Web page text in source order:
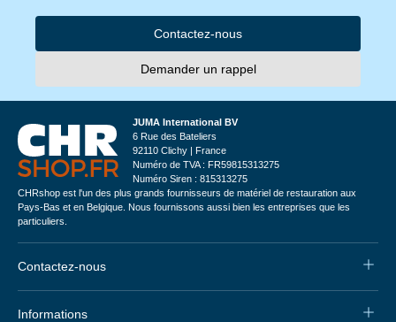
Contactez-nous
Demander un rappel
JUMA International BV
6 Rue des Bateliers
92110 Clichy | France
Numéro de TVA : FR59815313275
Numéro Siren : 815313275
CHRshop est l'un des plus grands fournisseurs de matériel de restauration aux
Pays-Bas et en Belgique. Nous fournissons aussi bien les entreprises que les
particuliers.
Contactez-nous
Informations